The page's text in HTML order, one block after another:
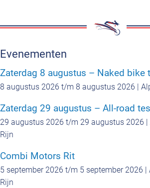
Evenementen
Zaterdag 8 augustus – Naked bike
8 augustus 2026 t/m 8 augustus 2026 |
Zaterdag 29 augustus – All-road
29 augustus 2026 t/m 29 augustus 2026 |
Rijn
Combi Motors Rit
5 september 2026 t/m 5 september 2026 |
Rijn